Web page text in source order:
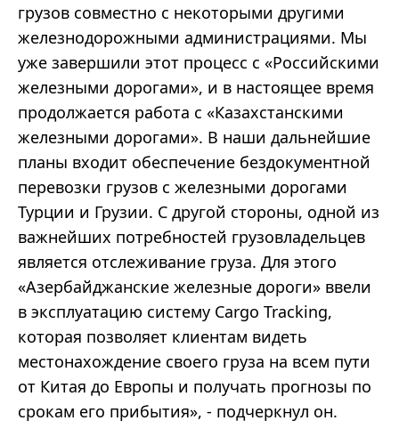
грузов совместно с некоторыми другими
железнодорожными администрациями. Мы
уже завершили этот процесс с «Российскими
железными дорогами», и в настоящее время
продолжается работа с «Казахстанскими
железными дорогами». В наши дальнейшие
планы входит обеспечение бездокументной
перевозки грузов с железными дорогами
Турции и Грузии. С другой стороны, одной из
важнейших потребностей грузовладельцев
является отслеживание груза. Для этого
«Азербайджанские железные дороги» ввели
в эксплуатацию систему Cargo Tracking,
которая позволяет клиентам видеть
местонахождение своего груза на всем пути
от Китая до Европы и получать прогнозы по
срокам его прибытия», - подчеркнул он.